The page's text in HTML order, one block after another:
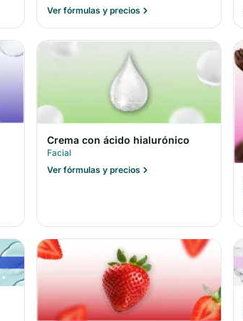
Ver fórmulas y precios
Crema con ácido hialurónico
Facial
Ver fórmulas y precios